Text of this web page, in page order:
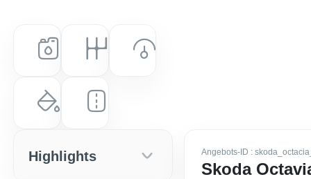
Kraftstoff
Benzin Automatik
Leistung (PS)
150 PS (110 kW)
Farbe
Graphite-Grau Metallic
Laufleistung
10 km
Angebots-ID :
Skoda
Highlights